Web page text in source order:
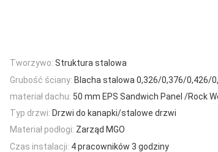
Tworzywo: Struktura stalowa
Grubość ściany: Blacha stalowa 0,326/0,376/0,426/
materiał dachu: 50 mm EPS Sandwich Panel /Rock
Typ drzwi: Drzwi do kanapki/stalowe drzwi
Materiał podłogi: Zarząd MGO
Czas instalacji: 4 pracowników 3 godziny